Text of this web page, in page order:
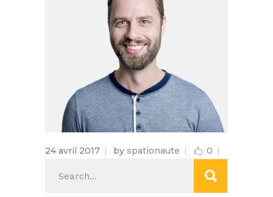
24 avril 2017 by spationaute
0
for: